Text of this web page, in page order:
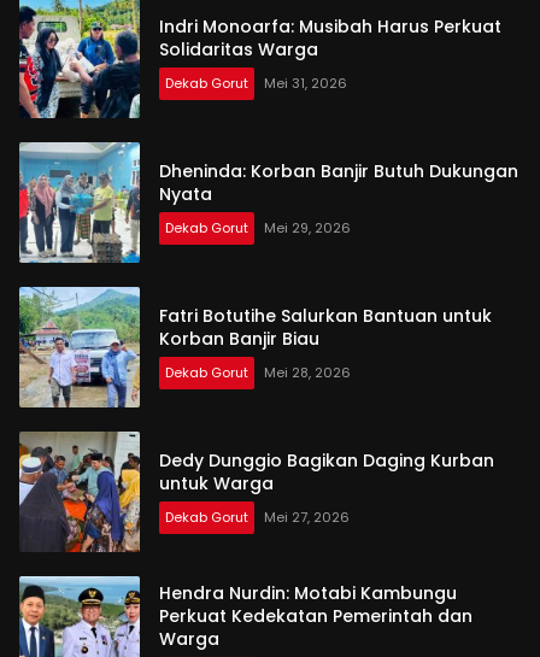
Indri Monoarfa: Musibah Harus Perkuat
Solidaritas Warga
Dekab Gorut Mei 31, 2026
Dheninda: Korban Banjir Butuh Dukungan
Nyata
Dekab Gorut Mei 29, 2026
Fatri Botutihe Salurkan Bantuan untuk
Korban Banjir Biau
Dekab Gorut Mei 28, 2026
Dedy Dunggio Bagikan Daging Kurban
untuk Warga
Dekab Gorut Mei 27, 2026
Hendra Nurdin: Motabi Kambungu
Perkuat Kedekatan Pemerintah dan
Warga